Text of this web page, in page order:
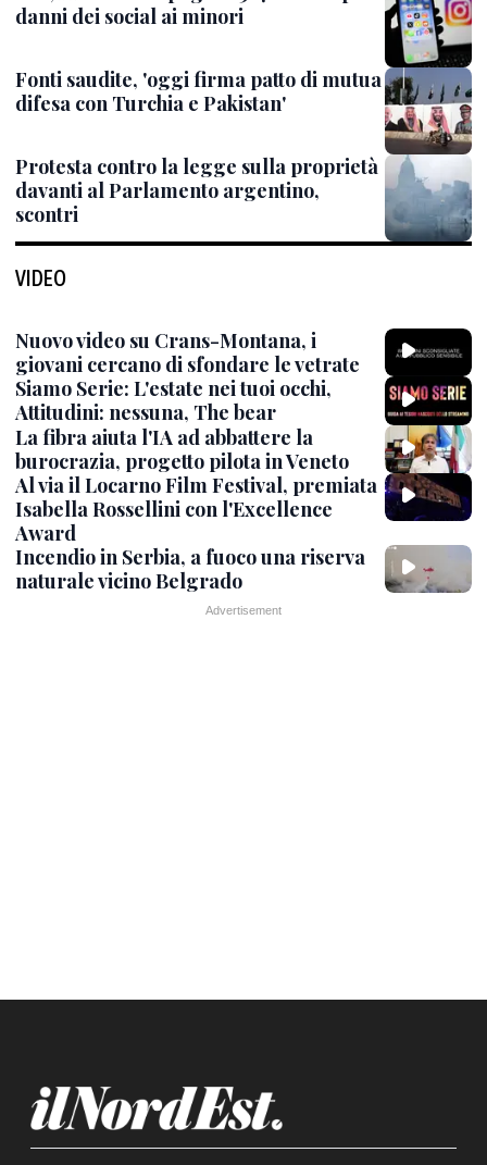
danni dei social ai minori
Fonti saudite, 'oggi firma patto di mutua
difesa con Turchia e Pakistan'
Protesta contro la legge sulla proprietà
davanti al Parlamento argentino,
scontri
VIDEO
Nuovo video su Crans-Montana, i
giovani cercano di sfondare le vetrate
Siamo Serie: L'estate nei tuoi occhi,
Attitudini: nessuna, The bear
La fibra aiuta l'IA ad abbattere la
burocrazia, progetto pilota in Veneto
Al via il Locarno Film Festival, premiata
Isabella Rossellini con l'Excellence
Award
Incendio in Serbia, a fuoco una riserva
naturale vicino Belgrado